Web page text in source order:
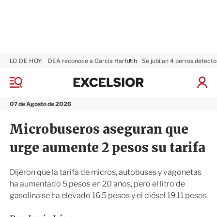
M
n
07 de Agosto de 2026
LO DE HOY: DEA reconoce a García Harfuch Se jubilan 4 perros
I
S
n
x
i
r
Microbuseros aseguran que
urge aumente 2 pesos su tarifa
Dijeron que la tarifa de micros, autobuses y vagonetas
ha aumentado 5 pesos en 20 años, pero el litro de
gasolina se ha elevado 16.5 pesos y el diésel 19.11 pesos